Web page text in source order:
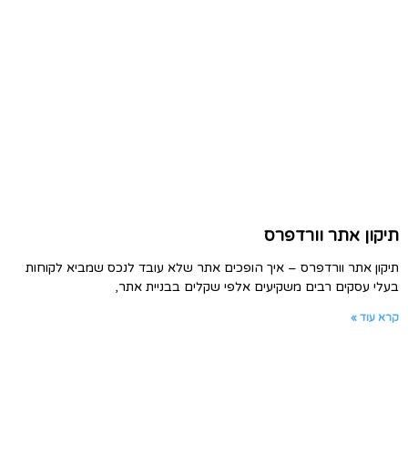
תיקון אתר וורדפרס
תיקון אתר וורדפרס – איך הופכים אתר שלא עובד לנכס שמביא לקוחות
בעלי עסקים רבים משקיעים אלפי שקלים בבניית אתר,
קרא עוד »